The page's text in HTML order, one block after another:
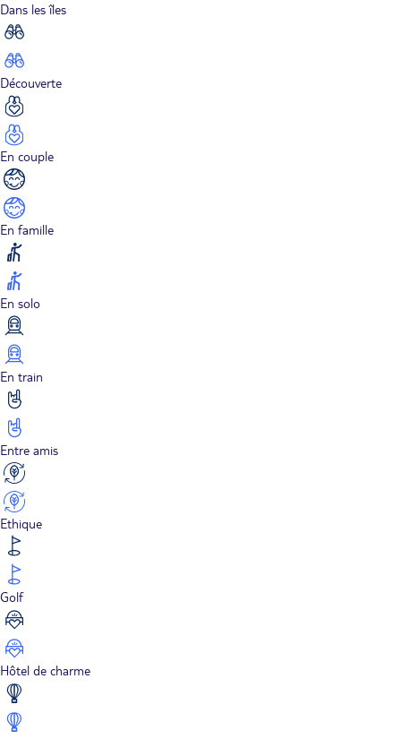
Dans les îles
Découverte
En couple
En famille
En solo
En train
Entre amis
Ethique
Golf
Hôtel de charme